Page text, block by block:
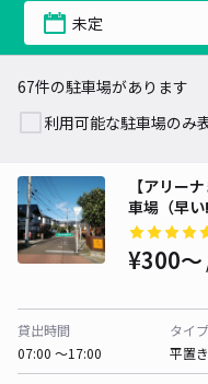
未定
67件の駐車場があります
利用可能な駐車場のみ
【アリー
車場（早
¥300〜
貸出時間
07:00 〜17:00
タイプ
平置き